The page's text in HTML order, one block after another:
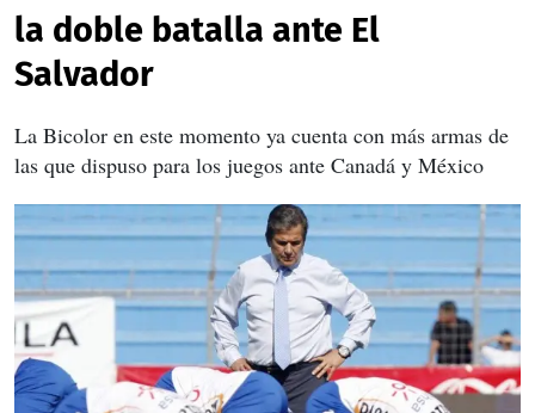
la doble batalla ante El
Salvador
La Bicolor en este momento ya cuenta con más armas de
las que dispuso para los juegos ante Canadá y México